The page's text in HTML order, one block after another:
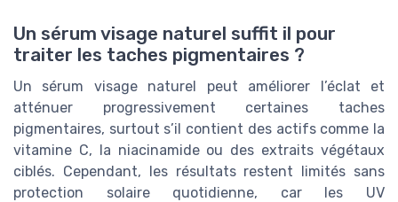
Un sérum visage naturel suffit il pour
traiter les taches pigmentaires ?
Un sérum visage naturel peut améliorer l’éclat et
atténuer progressivement certaines taches
pigmentaires, surtout s’il contient des actifs comme la
vitamine C, la niacinamide ou des extraits végétaux
ciblés. Cependant, les résultats restent limités sans
protection solaire quotidienne, car les UV